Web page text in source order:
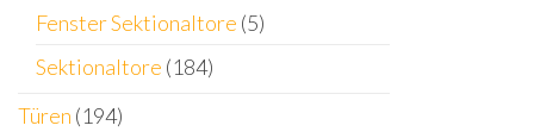
Fenster Sektionaltore (5)
Sektionaltore (184)
Türen (194)